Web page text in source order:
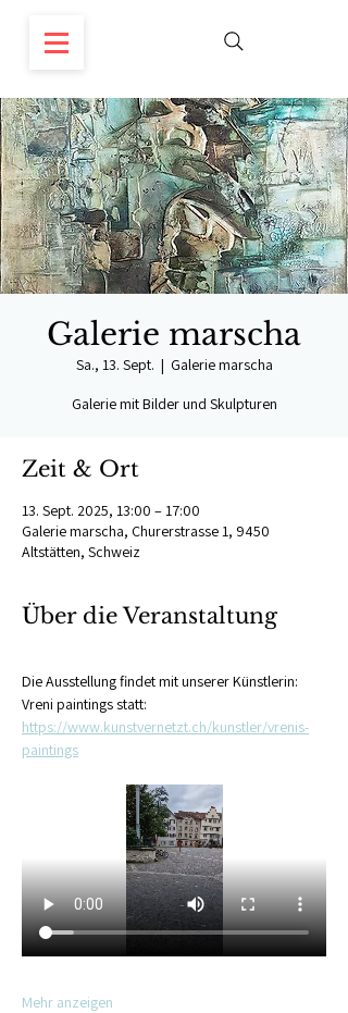
Galerie marscha
Sa., 13. Sept.
  |
Galerie marscha
Galerie mit Bilder und Skulpturen
Zeit & Ort
13. Sept. 2025, 13:00 – 17:00
Galerie marscha, Churerstrasse 1, 9450
Altstätten, Schweiz
Über die Veranstaltung
Die Ausstellung findet mit unserer Künstlerin:
Vreni paintings statt:
https://www.kunstvernetzt.ch/kunstler/vrenis-
paintings
Mehr anzeigen